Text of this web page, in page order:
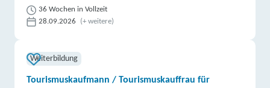
36 Wochen in Vollzeit
28.09.2026
(+ weitere)
Weiterbildung
Tourismuskaufmann / Tourismuskauffrau für